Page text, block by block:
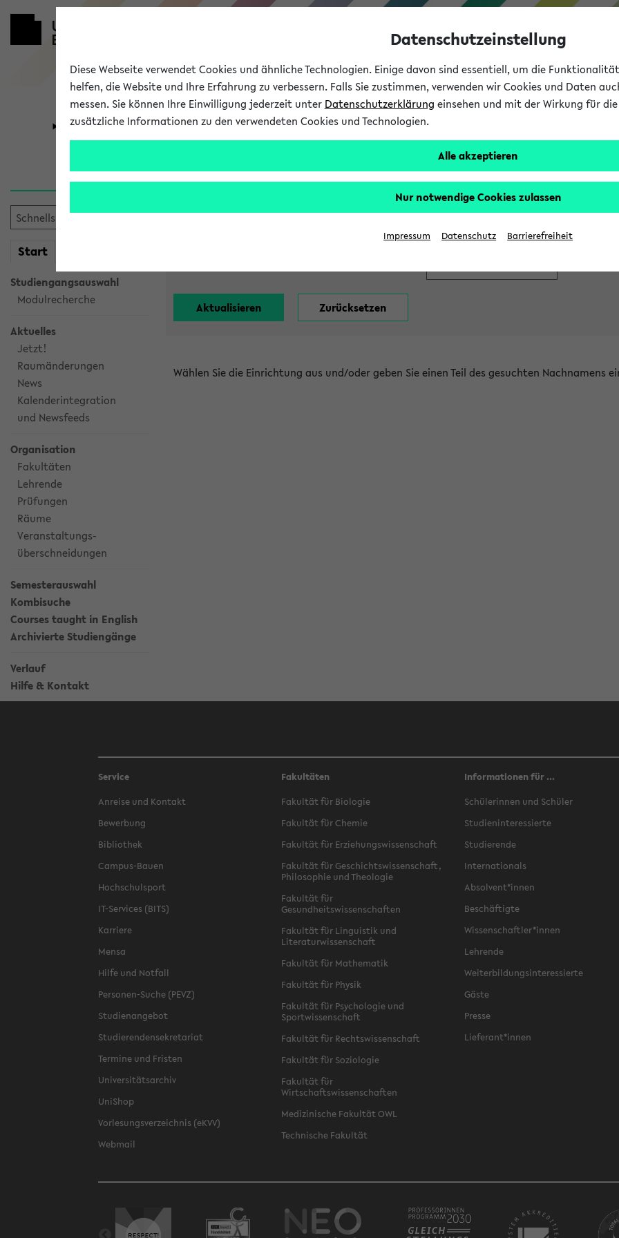
Universität Forschung Studium
Start
Studiengangsauswahl
Modulrecherche
Aktuelles
Jetzt!
Raumänderungen
News
Kalenderintegration
und Newsfeeds
Organisation
Fakultäten
Lehrende
Prüfungen
Räume
Veranstaltungs-
überschneidungen
Semesterauswahl
Kombisuche
Courses taught in English
Archivierte Studiengänge
Verlauf
Hilfe & Kontakt
Alle Lehrenden
Wählen Sie die Einrichtung aus und/oder geben Sie einen Teil des gesuchten Nachnamens
Service
Anreise und Kontakt
Bewerbung
Bibliothek
Campus-Bauen
Hochschulsport
IT-Services (BITS)
Karriere
Mensa
Hilfe und Notfall
Personen-Suche (PEVZ)
Studienangebot
Studierendensekretariat
Termine und Fristen
Universitätsarchiv
UniShop
Vorlesungsverzeichnis (eKVV)
Webmail
Fakultäten
Fakultät für Biologie
Fakultät für Chemie
Fakultät für Erziehungswissenschaft
Fakultät für Geschichtswissenschaft,
Philosophie und Theologie
Fakultät für
Gesundheitswissenschaften
Fakultät für Linguistik und
Literaturwissenschaft
Fakultät für Mathematik
Fakultät für Physik
Fakultät für Psychologie und
Sportwissenschaft
Fakultät für Rechtswissenschaft
Fakultät für Soziologie
Fakultät für
Wirtschaftswissenschaften
Medizinische Fakultät OWL
Technische Fakultät
Informationen für ...
Schülerinnen und Schüler
Studieninteressierte
Studierende
Internationals
Absolvent*innen
Beschäftigte
Wissenschaftler*innen
Lehrende
Weiterbildungsinteressierte
Gäste
Presse
Lieferant*innen
Datenschutzeinstellung
Diese Webseite verwendet Cookies und ähnliche Technologien. Einige davon sind essentiell, um die
helfen, die Website und Ihre Erfahrung zu verbessern. Falls Sie zustimmen, verwenden wir Cookies und Daten
messen. Sie können Ihre Einwilligung jederzeit unter Datenschutzerklärung einsehen und mit der Wirkung für
zusätzliche Informationen zu den verwendeten Cookies und Technologien.
Alle akzeptieren
Nur notwendige Cookies zulassen
Impressum Datenschutz Barrierefreiheit